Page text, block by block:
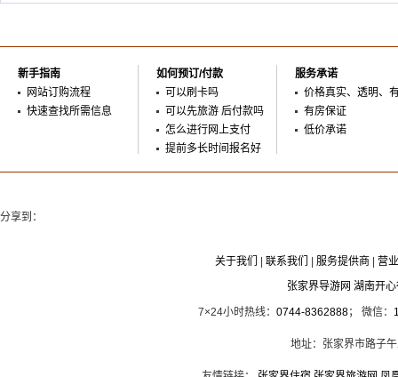
新手指南
网站订购流程
快速查找所需信息
如何预订/付款
可以刷卡吗
可以先旅游 后付款吗
怎么进行网上支付
提前多长时间报名好
服务承诺
价格真实、透明、
有房保证
低价承诺
分享到：
关于我们 联系我们 服务提供商
营
张家界导游网 湖南开
7×24小时热线： 0744-8362888； 微信：
地址：张家界市路子